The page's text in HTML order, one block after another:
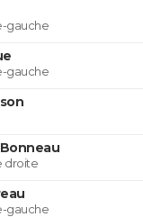
gauche
gauche
droite
gauche